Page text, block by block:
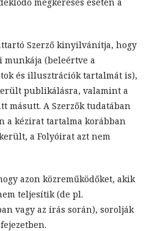
Szerző kinyilvánítja, hogy
munkája (beleértve a
és illusztrációk tartalmát is),
publikálásra, valamint a
másutt. A Szerzők tudatában
a kézirat tartalma korábban
a Folyóirat azt nem
azon közreműködőket, akik
teljesítik (de pl.
vagy az írás során), sorolják